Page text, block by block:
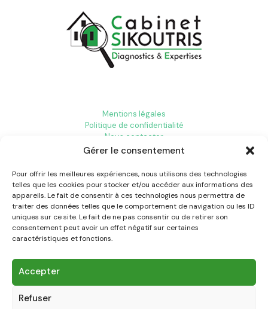
Gérer le consentement
Pour offrir les meilleures expériences, nous utilisons des technologies
telles que les cookies pour stocker et/ou accéder aux informations des
appareils. Le fait de consentir à ces technologies nous permettra de
traiter des données telles que le comportement de navigation ou les ID
uniques sur ce site. Le fait de ne pas consentir ou de retirer son
consentement peut avoir un effet négatif sur certaines
caractéristiques et fonctions.
Accepter
Refuser
Mentions légales
Politique de confidentialité
Nous contacter
Diagnostic immobilier Aix-en-Provence
Diagnostic immobilier Toulon
Diagnostic immobilier Aubagne
© 2024 DIAGNOSTIC IMMOBILIER MARSEILLE Tous Droits